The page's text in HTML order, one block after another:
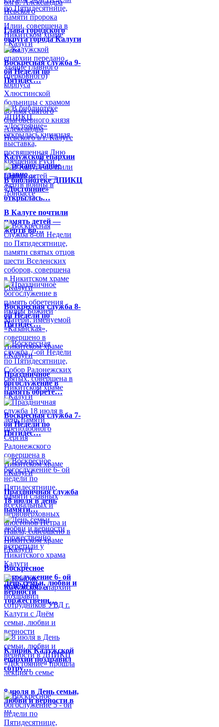
Глава городского
округа города Калуги
по…
Воскресная служба 9-
ой Недели по
Пятидес…
Калужской епархии
передано здание
главно…
В библиотеке ДПИКЦ
«Достояние»
открылась…
В Калуге почтили
память детей —
жертв во…
Воскресная служба 8-
ой Недели по
Пятидес…
Праздничное
богослужение в
память обрете…
Воскресная служба 7-
ой Недели по
Пятидес…
Праздничная служба
18 июля в день
памяти…
Воскресное
богослужение 6- ой
недели по …
День семьи, любви и
верности
торжественн…
Клирик Калужской
епархии поздравил
сотру…
8 июля в День семьи,
любви и верности в
…